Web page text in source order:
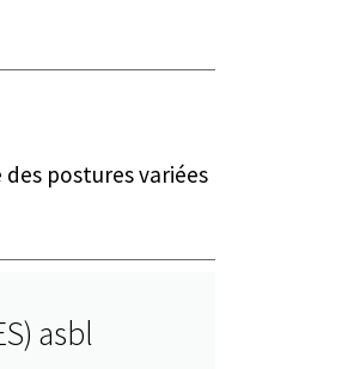
postures variées
asbl